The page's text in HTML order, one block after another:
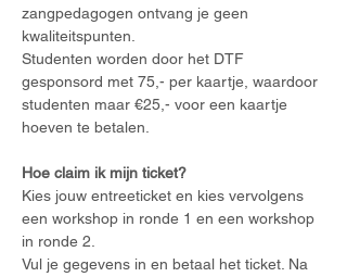
zangpedagogen ontvang je geen
kwaliteitspunten.
Studenten worden door het DTF
gesponsord met 75,- per kaartje, waardoor
studenten maar €25,- voor een kaartje
hoeven te betalen.
Hoe claim ik mijn ticket?
Kies jouw entreeticket en kies vervolgens
een workshop in ronde 1 en een workshop
in ronde 2.
Vul je gegevens in en betaal het ticket. Na